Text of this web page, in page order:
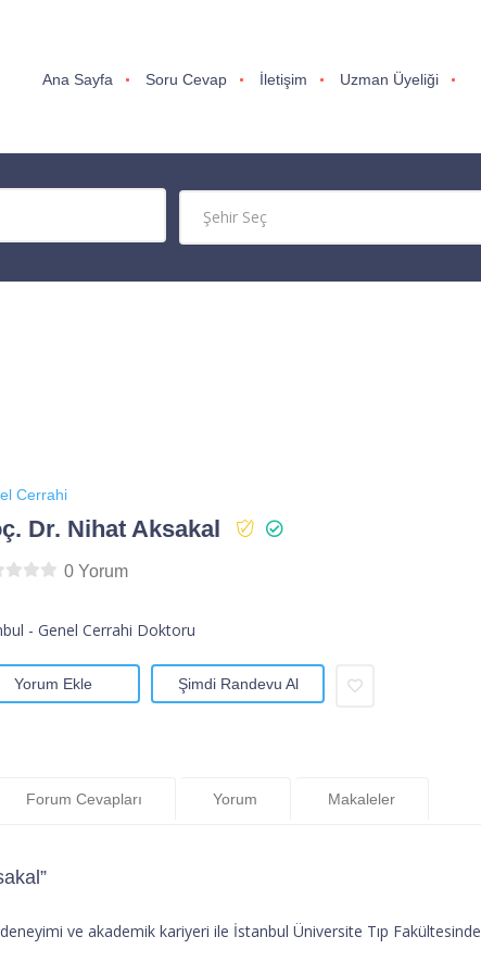
Ana Sayfa Soru Cevap İletişim Uzman Üyeliği
Cerrahi
Dr. Nihat Aksakal
0 Yorum
- Genel Cerrahi Doktoru
Yorum Ekle Şimdi Randevu Al
Forum Cevapları Yorum Makaleler
ve akademik kariyeri ile İstanbul Üniversite Tıp Fakültesinde